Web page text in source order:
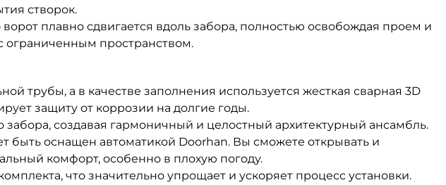
створок.
плавно сдвигается вдоль забора, полностью освобождая проем и
ограниченным пространством.
трубы, а в качестве заполнения используется жесткая сварная 3D
защиту от коррозии на долгие годы.
создавая гармоничный и целостный архитектурный ансамбль.
оснащен автоматикой Doorhan. Вы сможете открывать и
комфорт, особенно в плохую погоду.
что значительно упрощает и ускоряет процесс установки.